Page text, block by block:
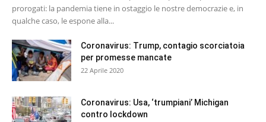
prorogati: la pandemia tiene in ostaggio le nostre democrazie e, in
qualche caso, le espone alla...
Coronavirus: Trump, contagio scorciatoia
per promesse mancate
22 Aprile 2020
Coronavirus: Usa, ‘trumpiani’ Michigan
contro lockdown